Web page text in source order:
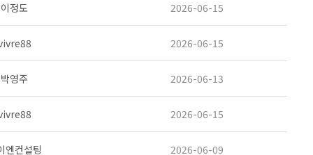
이정도 2026-06-15
2026-06-15
박영주 2026-06-13
2026-06-15
엔컨설팅 2026-06-09